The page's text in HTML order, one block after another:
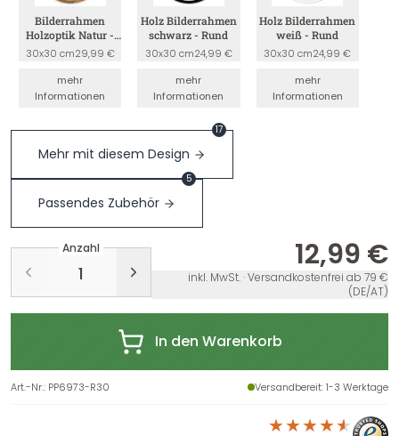
Bilderrahmen
Holzoptik Natur -
Rund
30x30 cm29,99 €
mehr
Informationen
Holz Bilderrahmen
schwarz - Rund
30x30 cm24,99 €
mehr
Informationen
Holz Bilderrahmen
weiß - Rund
30x30 cm24,99 €
mehr
Informationen
Mehr mit diesem Design
17
Passendes Zubehör
5
Anzahl 12,99 €
inkl. MwSt. · Versandkostenfrei ab 79 €
(DE/AT)
In den Warenkorb
Art.-Nr.: PP6973-R30 Versandbereit: 1-3 Werktage